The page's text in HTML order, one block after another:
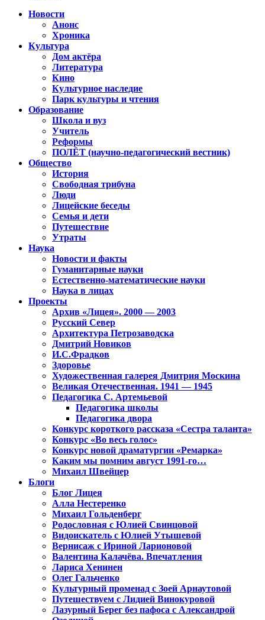
Новости
Анонс
Хроника
Культура
Дом актёра
Литература
Кино
Культурное наследие
Парк культуры и чтения
Образование
Школа и вуз
Учитель
Реформы
ПОЛЁТ (научно-педагогический вестник)
Общество
История
Свободная трибуна
Люди
Лицейские беседы
Семья и дети
Путешествие
Утраты
Наука
Новости и факты
Гуманитарные науки
Естественно-математические науки
Наука в лицах
Проекты
Архив «Лицея». 2000 — 2003
Русский Север
Архитектура Петрозаводска
Дмитрий Новиков
И.С.Фрадков
Здоровье
Художественная галерея Дмитрия Москина
Великая Отечественная. 1941 — 1945
Педагогика С. Артемьевой
Педагогика школы
Педагогика двора
Конкурс короткого рассказа «Сестра таланта»
Конкурс «Во весь голос»
Конкурс новой драматургии «Ремарка»
Каким мы помним август 1991-го…
Михаил Швейцер
Блоги
Блог Лицея
Алла Нестеренко
Михаил Гольденберг
Родословная с Юлией Свинцовой
Видоискатель с Юлией Утышевой
Вернисаж с Ириной Ларионовой
Валентина Калачёва. Впечатления
Лариса Хенинен
Олег Гальченко
Культурный променад с Зоей Арнаутовой
Путешествуем с Лидией Винокуровой
Лазурный Берег без пафоса с Александрой